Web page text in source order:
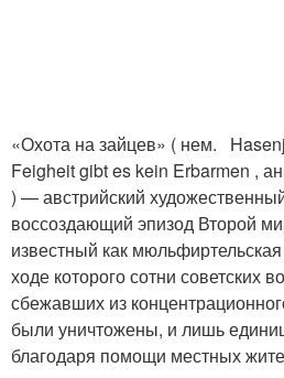
«Охота на зайцев» ( нем.
Feigheit gibt es kein Erbarmen ,
) — австрийский
воссоздающий эпизод Второй
известный как
ходе которого сотни советских
сбежавших из
были уничтожены, и лишь
благодаря помощи местных